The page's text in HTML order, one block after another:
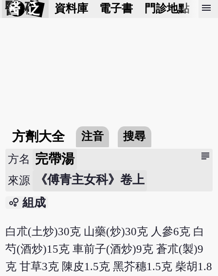
醫 砭 資料庫 電子書 門診地點 預
menu
方劑大全 注音 搜尋
subject
方名 完帶湯
來源 《傅青主女科》卷上
bubble_chart 組成
白朮(土炒)30克 山藥(炒)30克 人參6克 白
芍(酒炒)15克 車前子(酒炒)9克 蒼朮(製)9
克 甘草3克 陳皮1.5克 黑芥穗1.5克 柴胡1.8